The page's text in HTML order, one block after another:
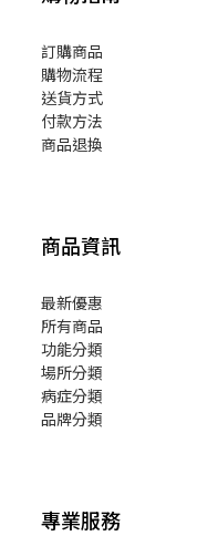
訂購商品
購物流程
送貨方式
付款方法
商品退換
商品資訊
最新優惠
所有商品
功能分類
場所分類
病症分類
品牌分類
專業服務